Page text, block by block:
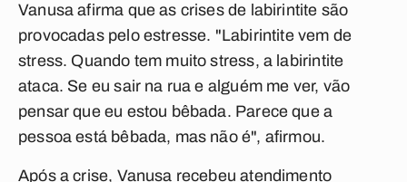
Vanusa afirma que as crises de labirintite são
provocadas pelo estresse. "Labirintite vem de
stress. Quando tem muito stress, a labirintite
ataca. Se eu sair na rua e alguém me ver, vão
pensar que eu estou bêbada. Parece que a
pessoa está bêbada, mas não é", afirmou.
Após a crise, Vanusa recebeu atendimento